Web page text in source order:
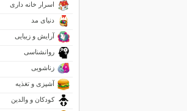
اسرار خانه داری
دنیای مد
آرایش و زیبایی
روانشناسی
زناشویی
آشپزی و تغذیه
کودکان و والدین